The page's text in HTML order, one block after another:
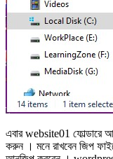
এবার website01 ফোল্ডারে
করুন । মনে রাখবেন জিপ